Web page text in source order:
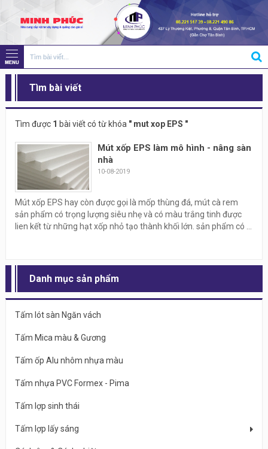
Tìm bài viết
Tìm được 1 bài viết có từ khóa " mut xop EPS "
Mút xốp EPS làm mô hình - nâng sàn
nhà
10-08-2019
Mút xốp EPS hay còn được gọi là mốp thùng đá, mút cà rem
sản phẩm có trọng lượng siêu nhẹ và có màu trắng tinh được
lien kết từ những hạt xốp nhỏ tạo thành khối lớn. sản phẩm có ...
Danh mục sản phẩm
Tấm lót sàn Ngăn vách
Tấm Mica màu & Gương
Tấm ốp Alu nhôm nhựa màu
Tấm nhựa PVC Formex - Pima
Tấm lợp sinh thái
Tấm lợp lấy sáng